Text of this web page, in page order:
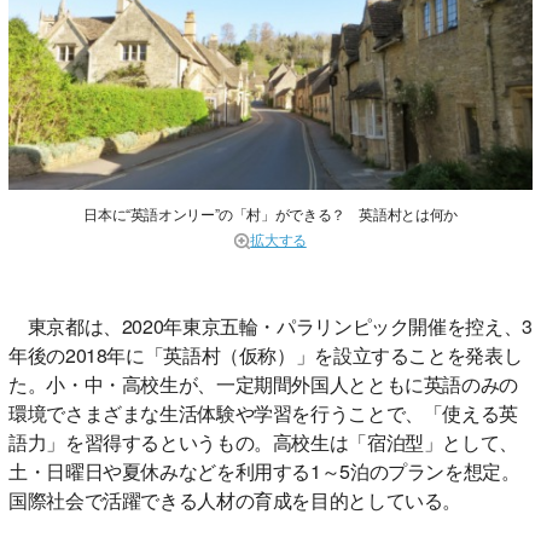
日本に“英語オンリー”の「村」ができる？ 英語村とは何か
拡大する
東京都は、2020年東京五輪・パラリンピック開催を控え、3
年後の2018年に「英語村（仮称）」を設立することを発表し
た。小・中・高校生が、一定期間外国人とともに英語のみの
環境でさまざまな生活体験や学習を行うことで、「使える英
語力」を習得するというもの。高校生は「宿泊型」として、
土・日曜日や夏休みなどを利用する1～5泊のプランを想定。
国際社会で活躍できる人材の育成を目的としている。